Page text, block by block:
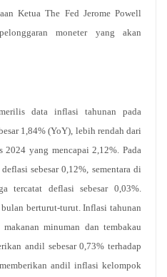
Ketua The Fed Jerome Powell
moneter yang akan
data inflasi tahunan pada
1,84% (YoY), lebih rendah dari
yang mencapai 2,12%. Pada
sebesar 0,12%, sementara di
tercatat deflasi sebesar 0,03%.
berturut-turut. Inflasi tahunan
minuman dan tembakau
andil sebesar 0,73% terhadap
andil inflasi kelompok